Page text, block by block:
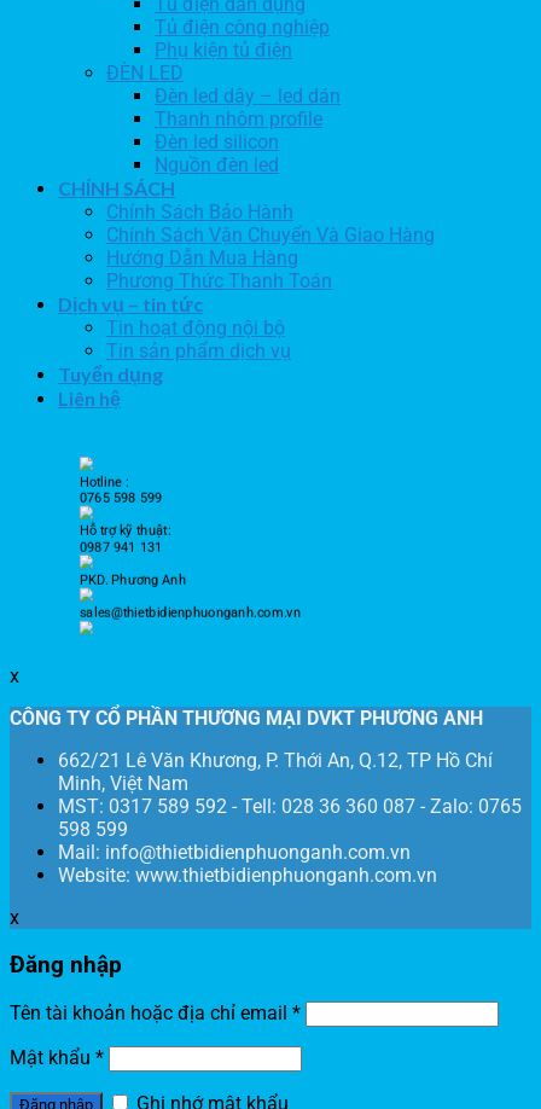
Tủ điện dân dụng
Tủ điện công nghiệp
Phụ kiện tủ điện
ĐÈN LED
Đèn led dây – led dán
Thanh nhôm profile
Đèn led silicon
Nguồn đèn led
CHÍNH SÁCH
Chính Sách Bảo Hành
Chính Sách Vận Chuyển Và Giao Hàng
Hướng Dẫn Mua Hàng
Phương Thức Thanh Toán
Dịch vụ – tin tức
Tin hoạt động nội bộ
Tin sản phẩm dịch vụ
Tuyển dụng
Liên hệ
Hotline :
0765 598 599
Hỗ trợ kỹ thuật:
0987 941 131
PKD. Phương Anh
sales@thietbidienphuonganh.com.vn
x
CÔNG TY CỔ PHẦN THƯƠNG MẠI DVKT PHƯƠNG ANH
662/21 Lê Văn Khương, P. Thới An, Q.12, TP Hồ Chí
Minh, Việt Nam
MST: 0317 589 592 - Tell: 028 36 360 087 - Zalo: 0765
598 599
Mail: info@thietbidienphuonganh.com.vn
Website: www.thietbidienphuonganh.com.vn
x
Đăng nhập
Tên tài khoản hoặc địa chỉ email *
Mật khẩu *
Đăng nhập Ghi nhớ mật khẩu